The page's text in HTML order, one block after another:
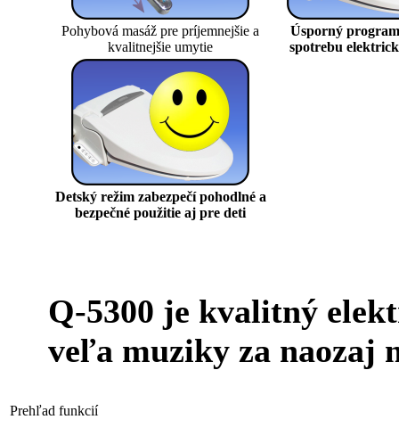
Pohybová masáž pre príjemnejšie a
kvalitnejšie umytie
Úsporný
spotrebu
Detský režim zabezpečí pohodlné a
bezpečné použitie aj pre deti
Q-5300 je kvalitný
veľa muziky za naozaj
Prehľad funkcií